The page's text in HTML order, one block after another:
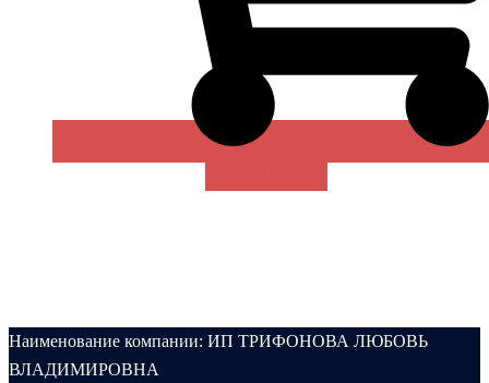
Наименование компании: ИП ТРИФОНОВА ЛЮБОВЬ
ВЛАДИМИРОВНА